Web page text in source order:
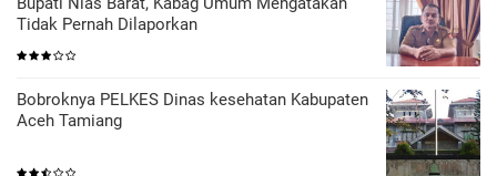
Tidak Pernah Dilaporkan
Bobroknya PELKES Dinas kesehatan Kabupaten
Aceh Tamiang